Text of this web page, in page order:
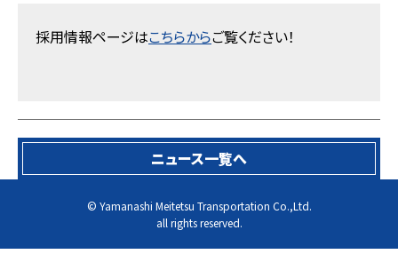
採用情報ページはこちらからご覧ください！
ニュース一覧へ
© Yamanashi Meitetsu Transportation Co.,Ltd.
all rights reserved.